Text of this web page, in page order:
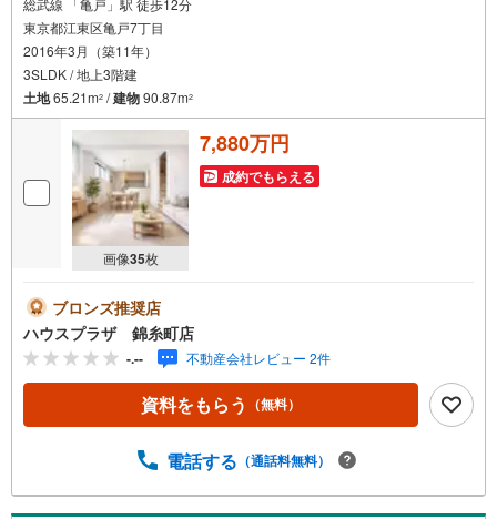
す。
Yahoo！不動産キャンペーン対象店舗
当店でのご成約でPayPayボーナスがもらえるキャンペーン対象です！※必
ずYahoo！ JAPAN IDでログインの上お問い合わせください。
東京都江東区亀戸7丁目
2016年3月（築11年）
3SLDK / 地上3階建
土地65.21m2 /建物90.87m2
画像35枚
7,880万円
成約でもらえる
ブロンズ推奨店
ハウスプラザ 錦糸町店
-.-- 不動産会社レビュー 2件
資料をもらう （無料）
電話する （通話料無料）